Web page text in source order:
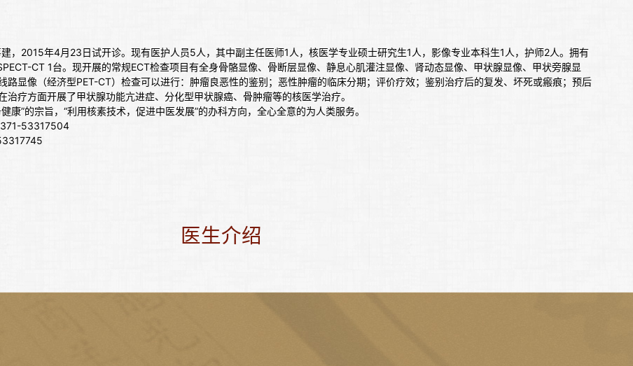
，2015年4月23日试开诊。现有医护人员5人，其中副主任医师1人，核医学专业硕士研究生1人，影像专业本科生1人，护师2人。拥有
CT 1台。现开展的常规ECT检查项目有全身骨骼显像、骨断层显像、静息心肌灌注显像、肾动态显像、甲状腺显像、甲状旁腺显
路显像（经济型PET-CT）检查可以进行：肿瘤良恶性的鉴别；恶性肿瘤的临床分期；评价疗效；鉴别治疗后的复发、坏死或瘢痕；预后
治疗方面开展了甲状腺功能亢进症、分化型甲状腺癌、骨肿瘤等的核医学治疗。
康”的宗旨，“利用核素技术，促进中医发展”的办科方向，全心全意的为人类服务。
53317504
医生介绍